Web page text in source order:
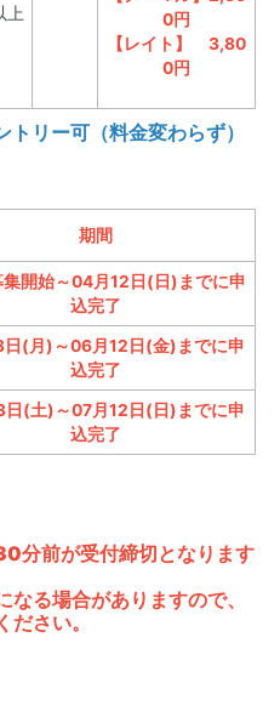
上
0円
【レイト】 3,80
0円
リー可（料金変わらず）
期間
始～04月12日(日)までに申
込完了
(月)～06月12日(金)までに申
込完了
日(土)～07月12日(日)までに申
込完了
分前が受付締切となります
る場合がありますので、
さい。